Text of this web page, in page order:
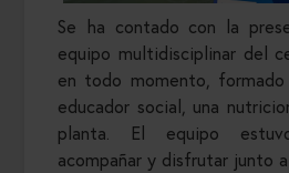
Se ha contado con la
equipo multidisciplinar del
en todo momento,
educador social, una
planta. El equipo
acompañar y disfrutar junto